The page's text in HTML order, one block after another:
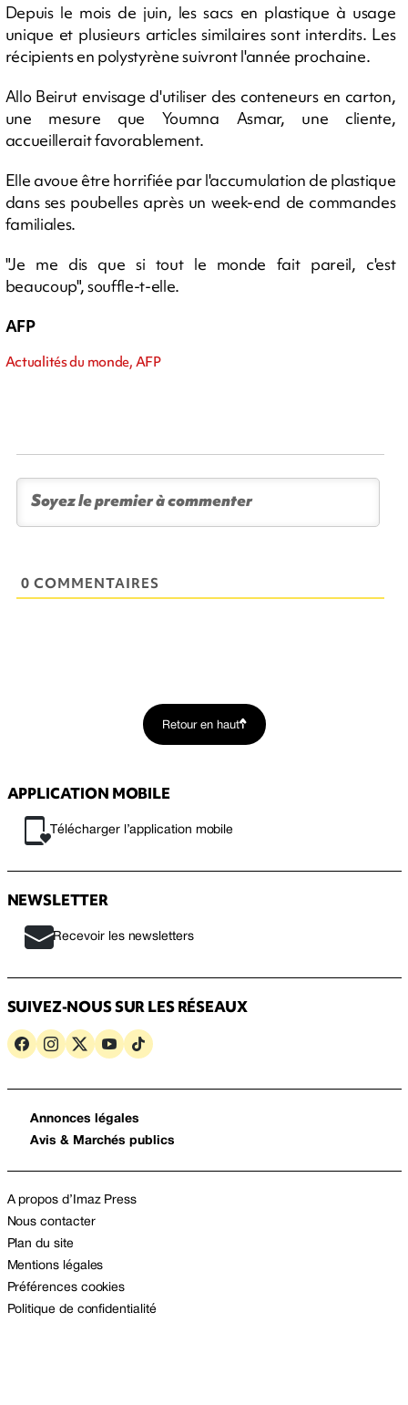
Depuis le mois de juin, les sacs en plastique à usage
unique et plusieurs articles similaires sont interdits. Les
récipients en polystyrène suivront l'année prochaine.
Allo Beirut envisage d'utiliser des conteneurs en carton,
une mesure que Youmna Asmar, une cliente,
accueillerait favorablement.
Elle avoue être horrifiée par l'accumulation de plastique
dans ses poubelles après un week-end de commandes
familiales.
"Je me dis que si tout le monde fait pareil, c'est
beaucoup", souffle-t-elle.
AFP
Actualités du monde, AFP
0 COMMENTAIRES
Retour en haut
APPLICATION MOBILE
Télécharger l’application mobile
NEWSLETTER
Recevoir les newsletters
SUIVEZ-NOUS SUR LES RÉSEAUX
Annonces légales
Avis & Marchés publics
A propos d’Imaz Press
Nous contacter
Plan du site
Mentions légales
Préférences cookies
Politique de confidentialité